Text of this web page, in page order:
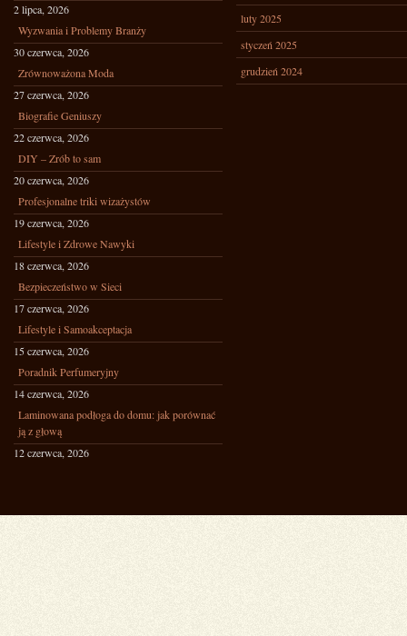
2 lipca, 2026
Wyzwania i Problemy Branży
30 czerwca, 2026
Zrównoważona Moda
27 czerwca, 2026
Biografie Geniuszy
22 czerwca, 2026
DIY – Zrób to sam
20 czerwca, 2026
Profesjonalne triki wizażystów
19 czerwca, 2026
Lifestyle i Zdrowe Nawyki
18 czerwca, 2026
Bezpieczeństwo w Sieci
17 czerwca, 2026
Lifestyle i Samoakceptacja
15 czerwca, 2026
Poradnik Perfumeryjny
14 czerwca, 2026
Laminowana podłoga do domu: jak porównać
ją z głową
12 czerwca, 2026
luty 2025
styczeń 2025
grudzień 2024